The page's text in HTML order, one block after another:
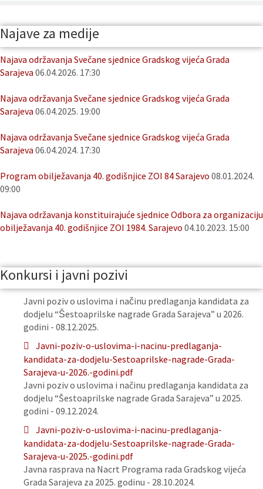
Najave za medije
Najava održavanja Svečane sjednice Gradskog vijeća Grada
Sarajeva 06.04.2026. 17:30
Najava održavanja Svečane sjednice Gradskog vijeća Grada
Sarajeva 06.04.2025. 19:00
Najava održavanja Svečane sjednice Gradskog vijeća Grada
Sarajeva 06.04.2024. 17:30
Program obilježavanja 40. godišnjice ZOI 84 Sarajevo 08.01.2024.
09:00
Najava održavanja konstituirajuće sjednice Odbora za organizaciju
obilježavanja 40. godišnjice ZOI 1984. Sarajevo 04.10.2023. 15:00
Konkursi i javni pozivi
Javni poziv o uslovima i načinu predlaganja kandidata za
dodjelu “Šestoaprilske nagrade Grada Sarajeva” u 2026.
godini - 08.12.2025.
Javni-poziv-o-uslovima-i-nacinu-predlaganja-
kandidata-za-dodjelu-Sestoaprilske-nagrade-Grada-
Sarajeva-u-2026.-godini.pdf
Javni poziv o uslovima i načinu predlaganja kandidata za
dodjelu “Šestoaprilske nagrade Grada Sarajeva” u 2025.
godini - 09.12.2024.
Javni-poziv-o-uslovima-i-nacinu-predlaganja-
kandidata-za-dodjelu-Sestoaprilske-nagrade-Grada-
Sarajeva-u-2025.-godini.pdf
Javna rasprava na Nacrt Programa rada Gradskog vijeća
Grada Sarajeva za 2025. godinu - 28.10.2024.